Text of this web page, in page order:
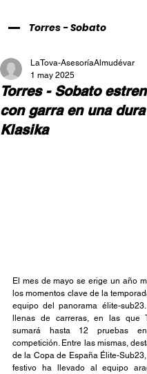
Torres - Sobato
Torres - Sobato
con garra en una
Klasika
LaTova-AsesoríaAlmudévar
1 may 2025
El mes de mayo se erige un año
los momentos clave de la
equipo del panorama élite-
llenas de carreras, en las que
sumará hasta 12 pruebas
competición. Entre las mismas,
de la Copa de España Élite-
festivo ha llevado al equipo